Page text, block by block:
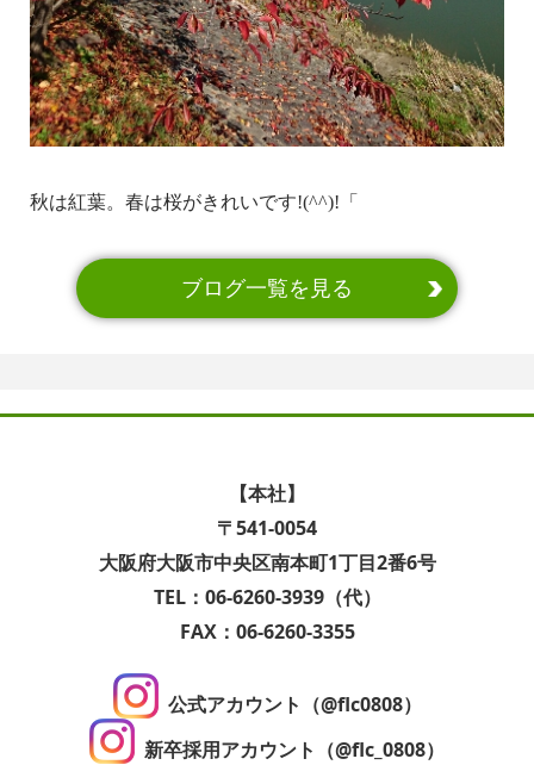
秋は紅葉。春は桜がきれいです!(^^)!「
ブログ一覧を見る
【本社】
〒541-0054
大阪府大阪市中央区南本町1丁目2番6号
TEL：06-6260-3939（代）
FAX：06-6260-3355
公式アカウント（@flc0808）
新卒採用アカウント（@flc_0808）